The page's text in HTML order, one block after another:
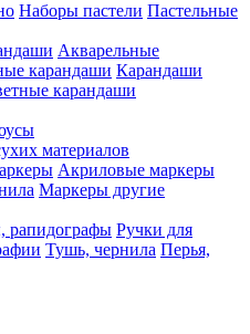
Наборы пастели Пастельные
Акварельные
карандаши Карандаши
карандаши
материалов
Акриловые маркеры
Маркеры другие
рапидографы Ручки для
Тушь, чернила Перья,